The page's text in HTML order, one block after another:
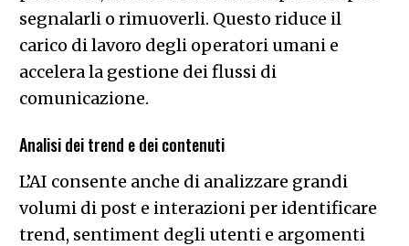
segnalarli o rimuoverli. Questo riduce il
carico di lavoro degli operatori umani e
accelera la gestione dei flussi di
comunicazione.
Analisi dei trend e dei contenuti
L’AI consente anche di analizzare grandi
volumi di post e interazioni per identificare
trend, sentiment degli utenti e argomenti